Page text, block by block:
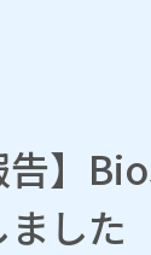
告】
した